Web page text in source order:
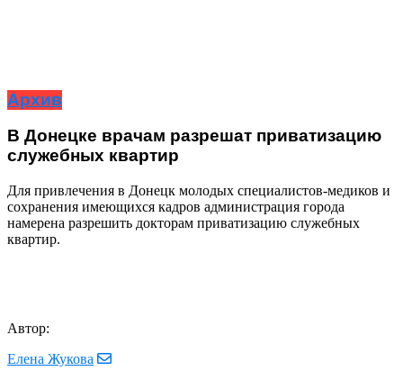
Архив
В Донецке врачам разрешат приватизацию
служебных квартир
Для привлечения в Донецк молодых специалистов-медиков и
сохранения имеющихся кадров администрация города
намерена разрешить докторам приватизацию служебных
квартир.
Автор:
Елена Жукова